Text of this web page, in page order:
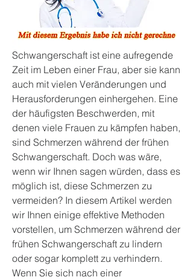
Schwangerschaft ist eine aufregende
Zeit im Leben einer Frau, aber sie kann
auch mit vielen Veränderungen und
Herausforderungen einhergehen. Eine
der häufigsten Beschwerden, mit
denen viele Frauen zu kämpfen haben,
sind Schmerzen während der frühen
Schwangerschaft. Doch was wäre,
wenn wir Ihnen sagen würden, dass es
möglich ist, diese Schmerzen zu
vermeiden? In diesem Artikel werden
wir Ihnen einige effektive Methoden
vorstellen, um Schmerzen während der
frühen Schwangerschaft zu lindern
oder sogar komplett zu verhindern.
Wenn Sie sich nach einer